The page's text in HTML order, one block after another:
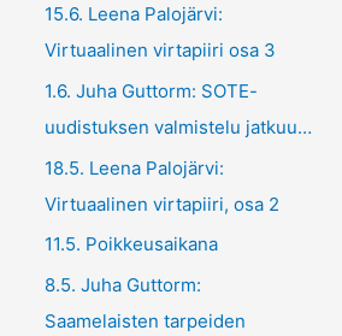
15.6. Leena Palojärvi:
Virtuaalinen virtapiiri osa 3
1.6. Juha Guttorm: SOTE-
uudistuksen valmistelu jatkuu…
18.5. Leena Palojärvi:
Virtuaalinen virtapiiri, osa 2
11.5. Poikkeusaikana
8.5. Juha Guttorm:
Saamelaisten tarpeiden